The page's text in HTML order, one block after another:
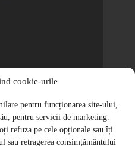
cookie-urile
pentru funcționarea site-ului,
pentru servicii de marketing.
refuza pe cele opționale sau îți
sau retragerea consimțământului